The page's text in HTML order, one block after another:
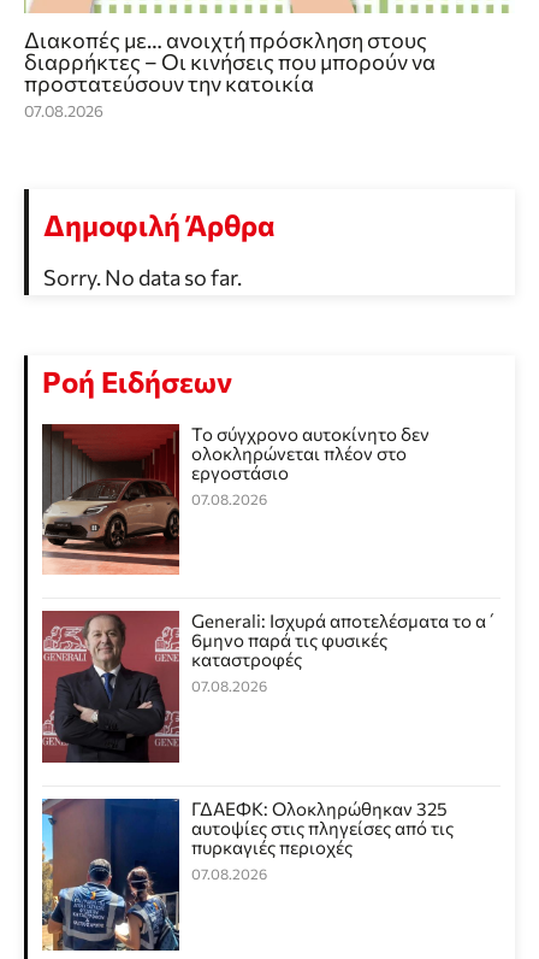
Διακοπές με… ανοιχτή πρόσκληση στους
διαρρήκτες – Οι κινήσεις που μπορούν να
προστατεύσουν την κατοικία
07.08.2026
Δημοφιλή Άρθρα
Sorry. No data so far.
Ροή Ειδήσεων
Το σύγχρονο αυτοκίνητο δεν
ολοκληρώνεται πλέον στο
εργοστάσιο
07.08.2026
Generali: Ισχυρά αποτελέσματα το α΄
6μηνο παρά τις φυσικές
καταστροφές
07.08.2026
ΓΔΑΕΦΚ: Ολοκληρώθηκαν 325
αυτοψίες στις πληγείσες από τις
πυρκαγιές περιοχές
07.08.2026